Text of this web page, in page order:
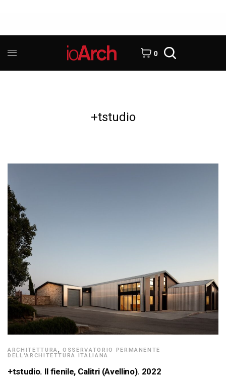
0
+tstudio
ARCHITETTURA, OSSERVATORIO PERMANENTE
DELL'ARCHITETTURA ITALIANA
+tstudio. Il fienile, Calitri (Avellino). 2022